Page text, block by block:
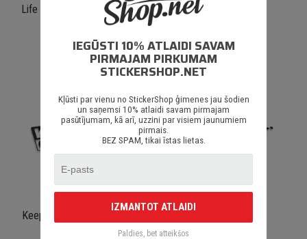
Life Is Short Don't Be A Dick
€ 1.35
Powaaaaa!
€ 1.35
Keep Calm Go Fuck Yourself
IEGŪSTI 10% ATLAIDI SAVAM
PIRMAJAM PIRKUMAM
STICKERSHOP.NET
Kļūsti par vienu no StickerShop ģimenes jau šodien
un saņemsi 10% atlaidi savam pirmajam
pasūtījumam, kā arī, uzzini par visiem jaunumiem
pirmais.
BEZ SPAM, tikai īstas lietas.
IZMANTOT ATLAIDI
Paldies, bet atteikšos